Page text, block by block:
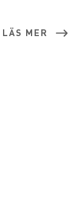
LÄS MER